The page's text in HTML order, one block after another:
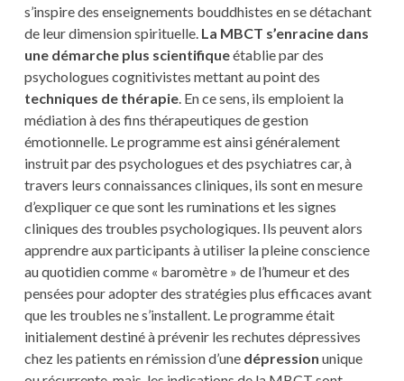
s’inspire des enseignements bouddhistes en se détachant
de leur dimension spirituelle. La MBCT s’enracine dans
une démarche plus scientifiqueétablie par des
psychologues cognitivistes mettant au point des
techniques de thérapie. En ce sens, ils emploient la
médiation à des fins thérapeutiques de gestion
émotionnelle. Le programme est ainsi généralement
instruit par des psychologues et des psychiatres car, à
travers leurs connaissances cliniques, ils sont en mesure
d’expliquer ce que sont les ruminations et les signes
cliniques des troubles psychologiques. Ils peuvent alors
apprendre aux participants à utiliser la pleine conscience
au quotidien comme « baromètre » de l’humeur et des
pensées pour adopter des stratégies plus efficaces avant
que les troubles ne s’installent. Le programme était
initialement destiné à prévenir les rechutes dépressives
chez les patients en rémission d’une dépression unique